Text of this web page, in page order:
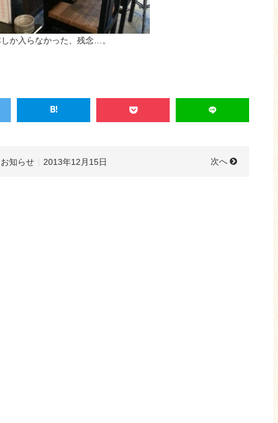
か入らなかった、残念…。
お知らせ 2013年12月15日 次へ